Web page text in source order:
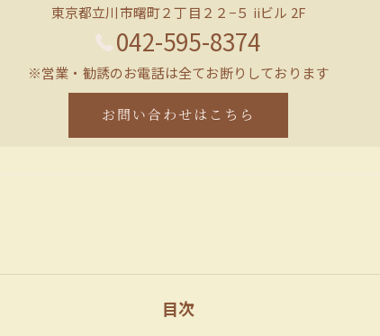
東京都立川市曙町２丁目２２−５ iiビル 2F
042-595-8374
※営業・勧誘のお電話は全てお断りしております
お問い合わせはこちら
目次